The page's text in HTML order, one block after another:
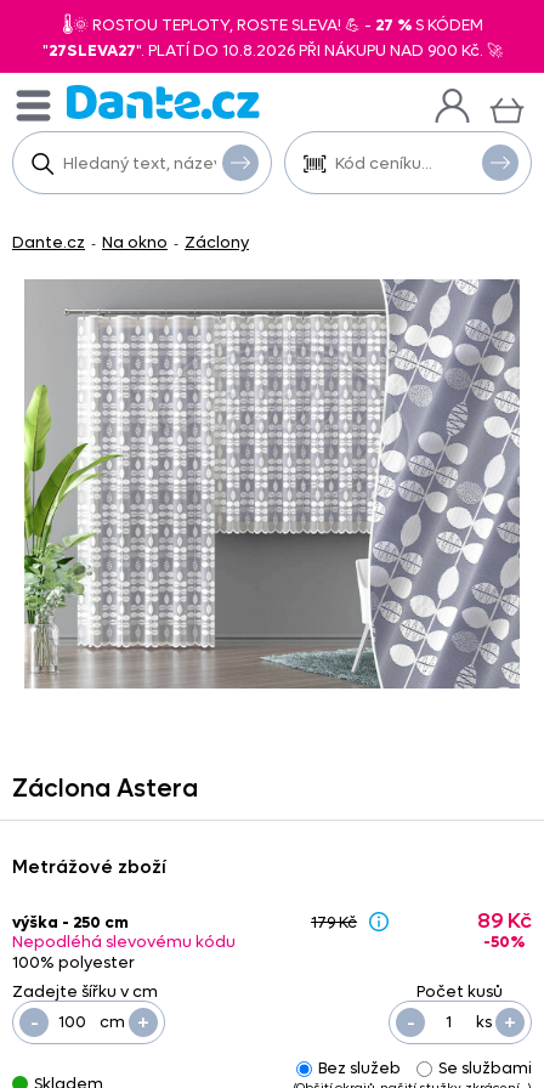
🌡️🌞 ROSTOU TEPLOTY, ROSTE SLEVA! 💪 - 27 %S KÓDEM
"27SLEVA27". PLATÍ DO 10.8.2026 PŘI NÁKUPU NAD 900 Kč. 🚀
Dante.cz - Na okno - Záclony
Záclona Astera
Metrážové zboží
výška - 250 cm
Nepodléhá slevovému kódu
100% polyester
cm +
- ks +
-
179 Kč 89 Kč
-50%
Skladem
Bez služeb Se službami